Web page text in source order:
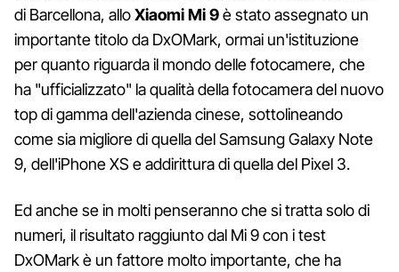
di Barcellona, alloXiaomi Mi 9è stato assegnato un
importante titolo da DxOMark, ormai un'istituzione
per quanto riguarda il mondo delle fotocamere, che
ha "ufficializzato" la qualità della fotocamera del nuovo
top di gamma dell'azienda cinese, sottolineando
come sia migliore di quella del Samsung Galaxy Note
9, dell'iPhone XS e addirittura di quella del Pixel 3.
Ed anche se in molti penseranno che si tratta solo di
numeri, il risultato raggiunto dal Mi 9 con i test
DxOMark è un fattore molto importante, che ha